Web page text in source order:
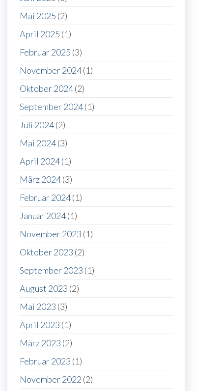
Mai 2025 (2)
April 2025 (1)
Februar 2025 (3)
November 2024(1)
Oktober 2024(2)
September 2024(1)
Juli 2024(2)
Mai 2024(3)
April 2024(1)
März 2024(3)
Februar 2024(1)
Januar 2024(1)
November 2023 (1)
Oktober 2023 (2)
September 2023 (1)
August 2023 (2)
Mai 2023 (3)
April 2023 (1)
März 2023 (2)
Februar 2023 (1)
November 2022 (2)